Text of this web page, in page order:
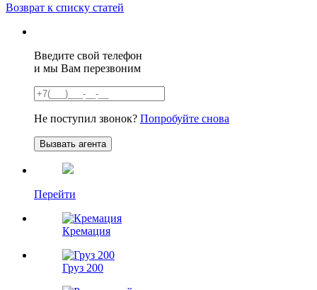
Возврат к списку статей
Введите свой телефон
и мы Вам перезвоним
Не поступил звонок? Попробуйте снова
Перейти
Кремация
Груз 200